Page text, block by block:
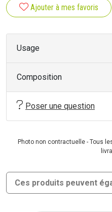
Ajouter à mes favoris
Usage
Composition
Poser une question
Photo non contractuelle - Tous
Ces produits peuvent